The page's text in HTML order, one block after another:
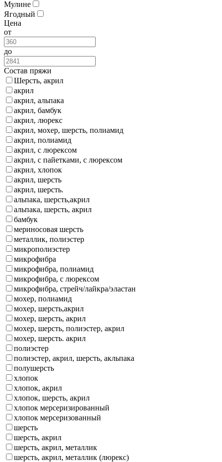
Мулине
Ягодный
Цена
от
до
Состав пряжи
Шерсть, акрил
акрил
акрил, альпака
акрил, бамбук
акрил, люрекс
акрил, мохер, шерсть, полиамид
акрил, полиамид
акрил, с люрексом
акрил, с пайетками, с люрексом
акрил, хлопок
акрил, шерсть
акрил, шерсть.
альпака, шерсть,акрил
альпака, шерсть, акрил
бамбук
мериносовая шерсть
металлик, полиэстер
микрополиэстер
микрофибра
микрофибра, полиамид
микрофибра, с люрексом
микрофибра, стрейч/лайкра/эластан
мохер, полиамид
мохер, шерсть,акрил
мохер, шерсть, акрил
мохер, шерсть, полиэстер, акрил
мохер, шерсть. акрил
полиэстер
полиэстер, акрил, шерсть, акльпака
полушерсть
хлопок
хлопок, акрил
хлопок, шерсть, акрил
хлопок мерсеризированный
хлопок мерсеризованный
шерсть
шерсть, акрил
шерсть, акрил, металлик
шерсть, акрил, металлик (люрекс)